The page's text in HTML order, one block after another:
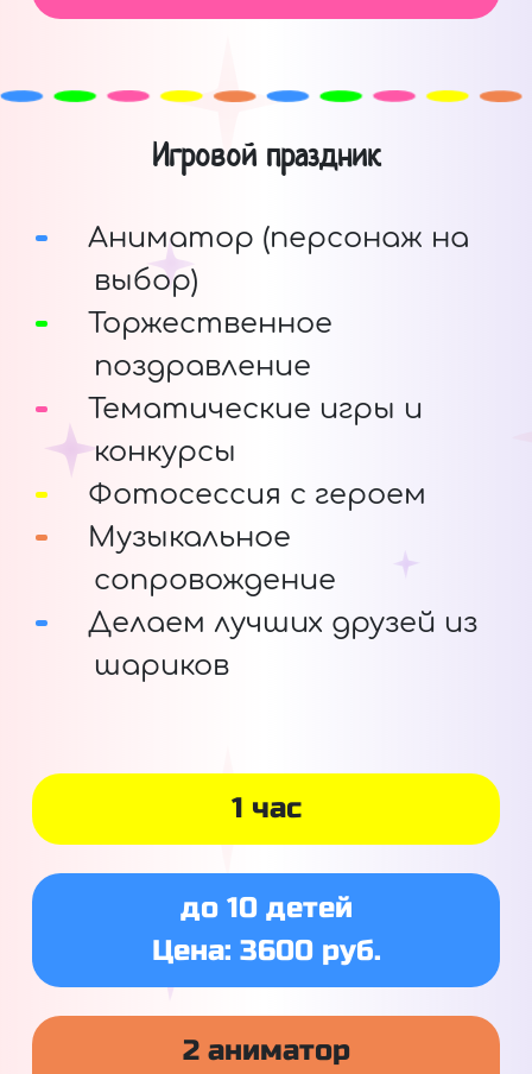
Игровой праздник
Аниматор (персонаж на
выбор)
Торжественное
поздравление
Тематические игры и
конкурсы
Фотосессия с героем
Музыкальное
сопровождение
Делаем лучших друзей из
шариков
1 час
до 10 детей
Цена: 3600 руб.
2 аниматор